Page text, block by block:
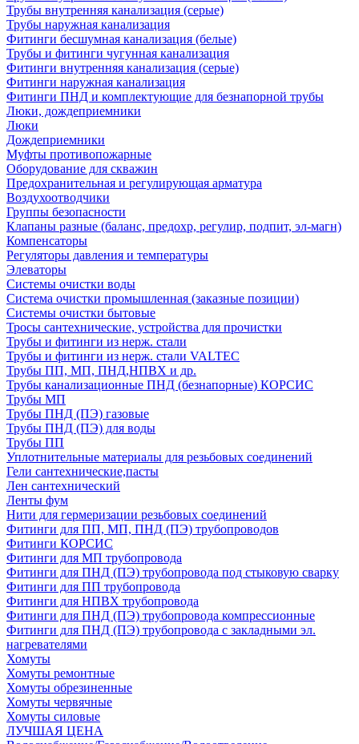
Трубы внутренняя канализация (серые)
Трубы наружная канализация
Фитинги бесшумная канализация (белые)
Трубы и фитинги чугунная канализация
Фитинги внутренняя канализация (серые)
Фитинги наружная канализация
Фитинги ПНД и комплектующие для безнапорной трубы
Люки, дождеприемники
Люки
Дождеприемники
Муфты противопожарные
Оборудование для скважин
Предохранительная и регулирующая арматура
Воздухоотводчики
Группы безопасности
Клапаны разные (баланс, предохр, регулир, подпит, эл-магн)
Компенсаторы
Регуляторы давления и температуры
Элеваторы
Системы очистки воды
Система очистки промышленная (заказные позиции)
Системы очистки бытовые
Тросы сантехнические, устройства для прочистки
Трубы и фитинги из нерж. стали
Трубы и фитинги из нерж. стали VALTEC
Трубы ПП, МП, ПНД,НПВХ и др.
Трубы канализационные ПНД (безнапорные) КОРСИС
Трубы МП
Трубы ПНД (ПЭ) газовые
Трубы ПНД (ПЭ) для воды
Трубы ПП
Уплотнительные материалы для резьбовых соединений
Гели сантехнические,пасты
Лен сантехнический
Ленты фум
Нити для гермеризации резьбовых соединений
Фитинги для ПП, МП, ПНД (ПЭ) трубопроводов
Фитинги КОРСИС
Фитинги для МП трубопровода
Фитинги для ПНД (ПЭ) трубопровода под стыковую сварку
Фитинги для ПП трубопровода
Фитинги для НПВХ трубопровода
Фитинги для ПНД (ПЭ) трубопровода компрессионные
Фитинги для ПНД (ПЭ) трубопровода с закладными эл.
нагревателями
Хомуты
Хомуты ремонтные
Хомуты обрезиненные
Хомуты червячные
Хомуты силовые
ЛУЧШАЯ ЦЕНА